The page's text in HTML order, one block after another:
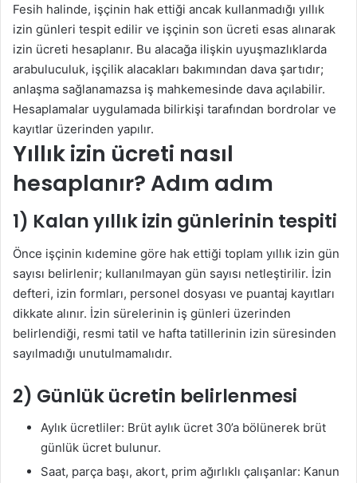
Fesih halinde, işçinin hak ettiği ancak kullanmadığı yıllık
izin günleri tespit edilir ve işçinin son ücreti esas alınarak
izin ücreti hesaplanır. Bu alacağa ilişkin uyuşmazlıklarda
arabuluculuk, işçilik alacakları bakımından dava şartıdır;
anlaşma sağlanamazsa iş mahkemesinde dava açılabilir.
Hesaplamalar uygulamada bilirkişi tarafından bordrolar ve
kayıtlar üzerinden yapılır.
Yıllık izin ücreti nasıl
hesaplanır? Adım adım
1) Kalan yıllık izin günlerinin tespiti
Önce işçinin kıdemine göre hak ettiği toplam yıllık izin gün
sayısı belirlenir; kullanılmayan gün sayısı netleştirilir. İzin
defteri, izin formları, personel dosyası ve puantaj kayıtları
dikkate alınır. İzin sürelerinin iş günleri üzerinden
belirlendiği, resmi tatil ve hafta tatillerinin izin süresinden
sayılmadığı unutulmamalıdır.
2) Günlük ücretin belirlenmesi
Aylık ücretliler: Brüt aylık ücret 30’a bölünerek brüt
günlük ücret bulunur.
Saat, parça başı, akort, prim ağırlıklı çalışanlar: Kanun